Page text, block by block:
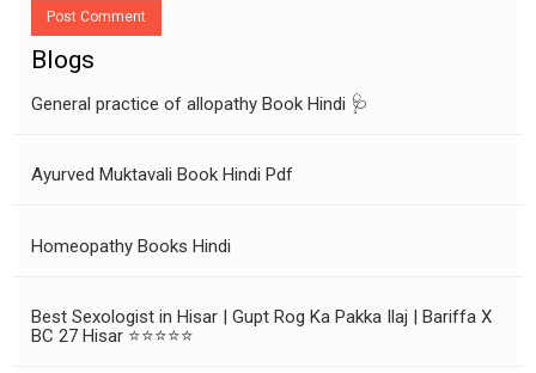
Post Comment
Blogs
General practice of allopathy Book Hindi 🩺
Ayurved Muktavali Book Hindi Pdf
Homeopathy Books Hindi
Best Sexologist in Hisar | Gupt Rog Ka Pakka Ilaj | Bariffa X
BC 27 Hisar ⭐⭐⭐⭐⭐